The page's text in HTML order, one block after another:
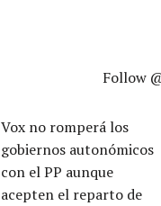
Follow
Vox no romperá los
gobiernos autonómicos
con el PP aunque
acepten el reparto de